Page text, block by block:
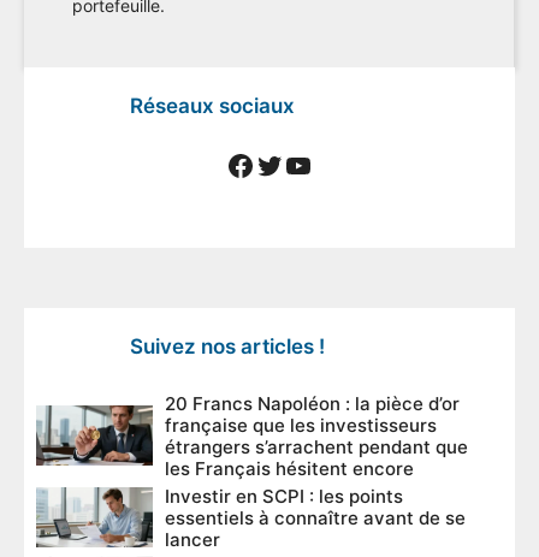
portefeuille.
Réseaux sociaux
Facebook
Twitter
YouTube
Suivez nos articles !
20 Francs Napoléon : la pièce d’or
française que les investisseurs
étrangers s’arrachent pendant que
les Français hésitent encore
Investir en SCPI : les points
essentiels à connaître avant de se
lancer